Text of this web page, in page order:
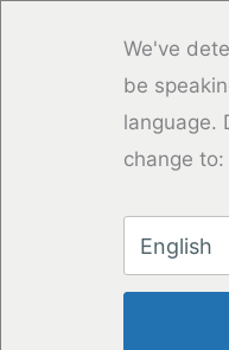
We've
be
language.
change to:
English